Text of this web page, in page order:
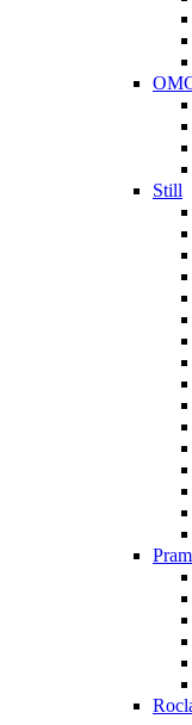
Still